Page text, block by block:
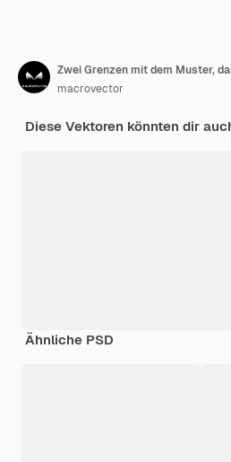
macrovector
Diese Vektoren könnten dir
Ähnliche PSD